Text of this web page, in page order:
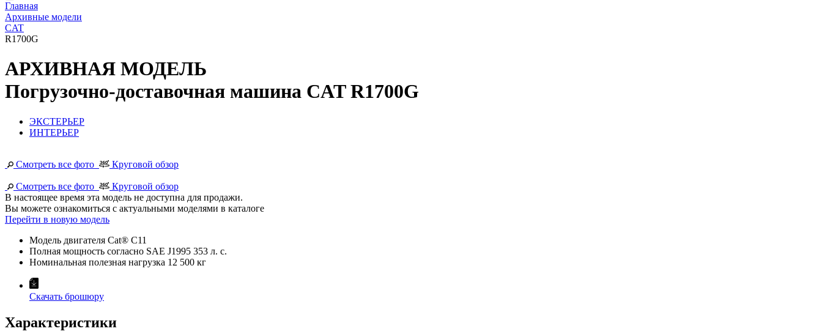
Главная
Архивные модели
CAT
R1700G
АРХИВНАЯ МОДЕЛЬ
Погрузочно-доставочная машина CAT R1700G
ЭКСТЕРЬЕР
ИНТЕРЬЕР
Смотреть все фото Круговой обзор
Смотреть все фото
Круговой обзор
В настоящее время эта модель не доступна для продажи.
Вы можете ознакомиться с актуальными моделями в каталоге
Перейти в новую модель
Модель двигателя Cat® C11
Полная мощность согласно SAE J1995 353 л. с.
Номинальная полезная нагрузка 12 500 кг
Скачать брошюру
Характеристики